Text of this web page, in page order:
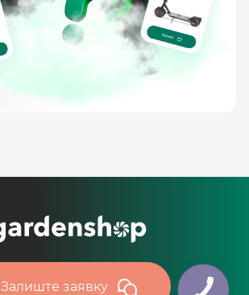
Залиште заявку